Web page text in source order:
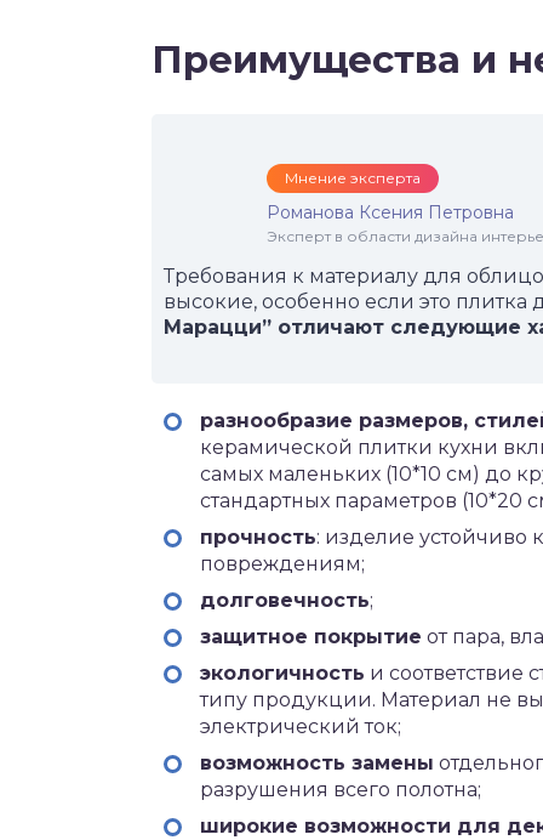
Преимущества и
Мнение эксперта
Романова Ксения Петровна
Эксперт в области дизайна
Требования к материалу для
высокие, особенно если это плитка
Марацци” отличают следующие
разнообразие размеров,
керамической плитки кухни
самых маленьких (10*10 см) до
стандартных параметров (10*20
прочность: изделие устойчиво
повреждениям;
долговечность;
защитное покрытие от пара,
экологичность и соответствие
типу продукции. Материал не
электрический ток;
возможность замены
разрушения всего полотна;
широкие возможности для